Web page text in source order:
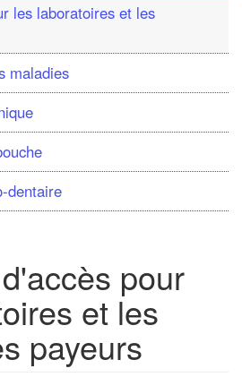
les laboratoires et les
maladies
dentaire
pour
et les
payeurs